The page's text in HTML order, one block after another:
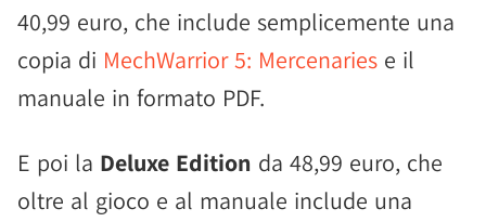
40,99 euro, che include semplicemente una
copia di MechWarrior 5: Mercenaries e il
manuale in formato PDF.
E poi la Deluxe Edition da 48,99 euro, che
oltre al gioco e al manuale include una